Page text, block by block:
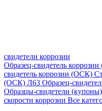
свидетели коррозии
Образец-свидетель
свидетель коррозии (ОСК)
(ОСК) Л63 Образец-
Образцы-свидетели
скорости коррозии Все